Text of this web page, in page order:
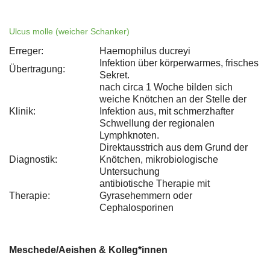
Ulcus molle (weicher Schanker)
Erreger:
Haemophilus ducreyi
Übertragung:
Infektion über körperwarmes, frisches
Sekret.
Klinik:
nach circa 1 Woche bilden sich
weiche Knötchen an der Stelle der
Infektion aus, mit schmerzhafter
Schwellung der regionalen
Lymphknoten.
Diagnostik:
Direktausstrich aus dem Grund der
Knötchen, mikrobiologische
Untersuchung
Therapie:
antibiotische Therapie mit
Gyrasehemmern oder
Cephalosporinen
Meschede/Aeishen & Kolleg*innen